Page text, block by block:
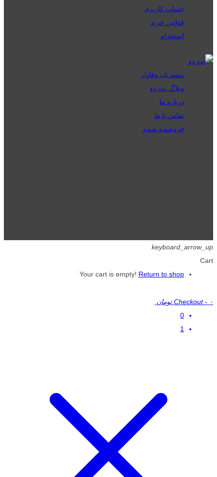
حساب کاربری
قوانین خرید
استخدام
مشتریان وفادار
وبلاگ نت دو
درباره ما
تماس با ما
فروشنده شوید
keyboard_arrow_up
Cart
Your cart is empty! Return to shop
Checkout - ۰ تومان
0
1